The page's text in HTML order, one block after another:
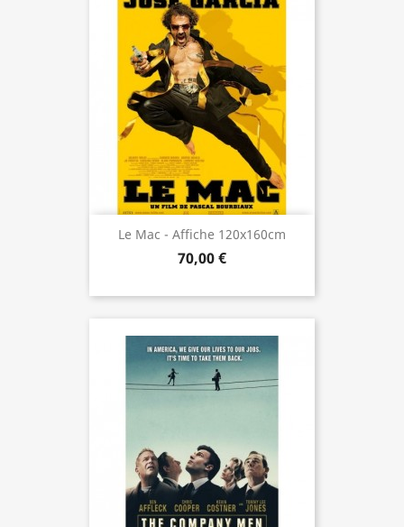
Le Mac - Affiche 120x160cm
70,00 €